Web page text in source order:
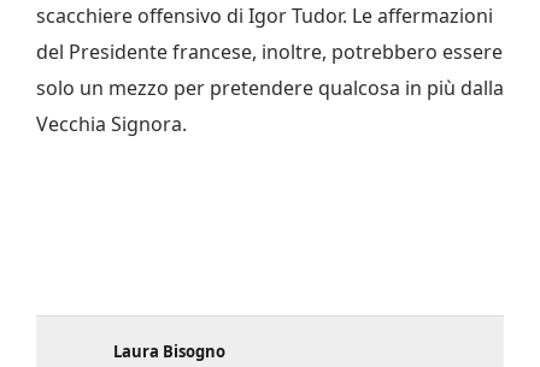
scacchiere offensivo di Igor Tudor. Le affermazioni
del Presidente francese, inoltre, potrebbero essere
solo un mezzo per pretendere qualcosa in più dalla
Vecchia Signora.
Laura Bisogno